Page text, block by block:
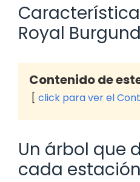
Royal
Contenido de
click para ver el
Un árbol que
cada estación